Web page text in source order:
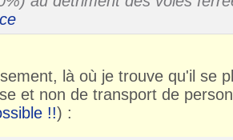
là où je trouve qu'il se
et non de transport de
!!) :